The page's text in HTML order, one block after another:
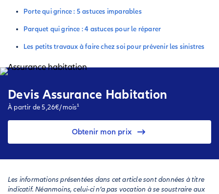
Porte qui grince : 5 astuces imparables
Parquet qui grince : 4 astuces pour le réparer
Les petits travaux à faire chez soi pour prévenir les sinistres
Devis Assurance Habitation
À partir de 5,26€/mois¹
Obtenir mon prix
Les informations présentées dans cet article sont données à titre
indicatif. Néanmoins, celui-ci n’a pas vocation à se soustraire aux